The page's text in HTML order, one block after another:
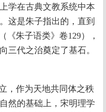
学在古典文教系统中本
这是朱子指出的，直到
《朱子语类》卷129），
三代之治奠定了基石。
，作为天地共同体之秩
然的基础上，宋明理学